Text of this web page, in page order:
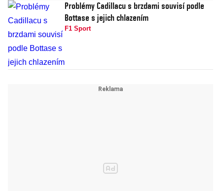
Problémy Cadillacu s brzdami souvisí podle
Bottase s jejich chlazením
F1 Sport